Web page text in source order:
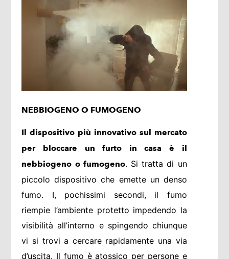
NEBBIOGENO O FUMOGENO
Il dispositivo più innovativo sul mercato
per bloccare un furto in casa è il
nebbiogeno o fumogeno. Si tratta di un
piccolo dispositivo che emette un denso
fumo. I, pochissimi secondi, il fumo
riempie l’ambiente protetto impedendo la
visibilità all’interno e spingendo chiunque
vi si trovi a cercare rapidamente una via
d’uscita. Il fumo è atossico per persone e